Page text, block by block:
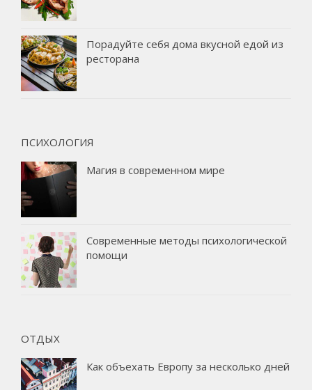
Порадуйте себя дома вкусной едой из
ресторана
ПСИХОЛОГИЯ
Магия в современном мире
Современные методы психологической
помощи
ОТДЫХ
Как объехать Европу за несколько дней